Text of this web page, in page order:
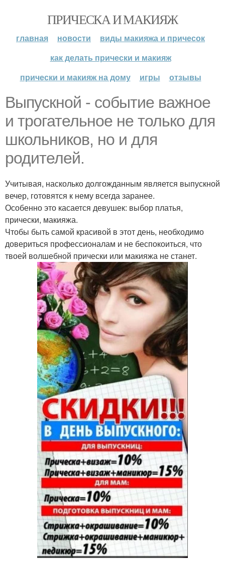
ПРИЧЕСКА И МАКИЯЖ
главная новости
виды макияжа и причесок
как делать прически и макияж
прически и макияж на дому
игры отзывы
Выпускной - событие важное
и трогательное не только для
школьников, но и для
родителей.
Учитывая, насколько долгожданным является выпускной
вечер, готовятся к нему всегда заранее.
Особенно это касается девушек: выбор платья,
прически, макияжа.
Чтобы быть самой красивой в этот день, необходимо
довериться профессионалам и не беспокоиться, что
твоей волшебной прически или макияжа не станет.